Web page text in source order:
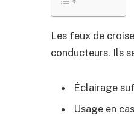
Les feux de
conducteurs. Ils
Éclairage
Usage en